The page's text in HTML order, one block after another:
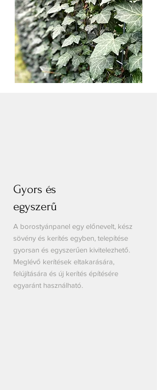
Gyors és
egyszerű
A borostyánpanel egy előnevelt, kész
sövény és kerítés egyben, telepítése
gyorsan és egyszerűen kivitelezhető.
Meglévő kerítések eltakarására,
felújítására és új kerítés építésére
egyaránt használható.